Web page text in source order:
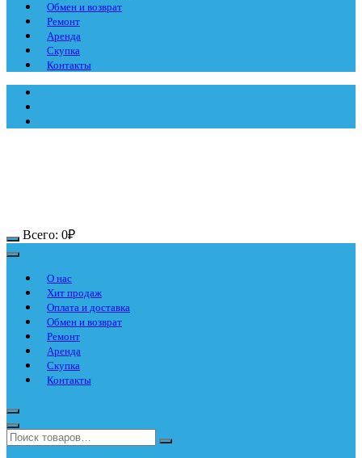
Обмен и возврат
Ремонт
Аренда
Скупка
Контакты
Всего: 0₽
О нас
Хит продаж
Оплата и доставка
Обмен и возврат
Ремонт
Аренда
Скупка
Контакты